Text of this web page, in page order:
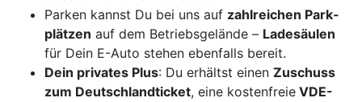
Par­ken kannst Du bei uns auf zahl­rei­chen Park­
plät­zen auf dem Be­triebs­ge­län­de – La­de­säu­len
für Dein E-Au­to ste­hen eben­falls be­reit.
Dein pri­va­tes Plus: Du er­hältst ei­nen Zu­schuss
zum Deutsch­land­ti­cket, eine kos­ten­freie VDE-